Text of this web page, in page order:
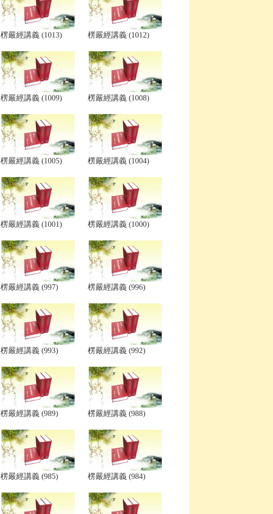
楞嚴經講義 (1013) 楞嚴經講義 (1012)
楞嚴經講義 (1009) 楞嚴經講義 (1008)
楞嚴經講義 (1005) 楞嚴經講義 (1004)
楞嚴經講義 (1001) 楞嚴經講義 (1000)
楞嚴經講義 (997) 楞嚴經講義 (996)
楞嚴經講義 (993) 楞嚴經講義 (992)
楞嚴經講義 (989) 楞嚴經講義 (988)
楞嚴經講義 (985) 楞嚴經講義 (984)